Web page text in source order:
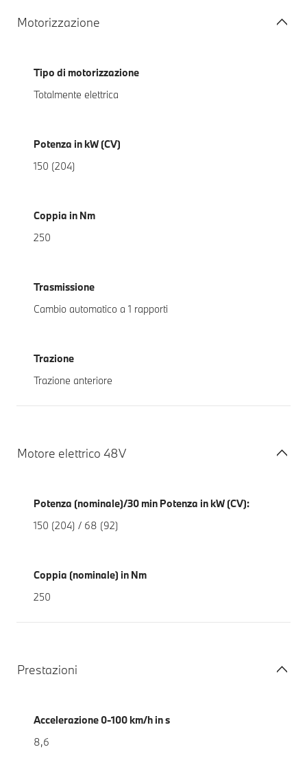
Motorizzazione
Tipo di motorizzazione
Totalmente elettrica
Potenza in kW (CV)
150 (204)
Coppia in Nm
250
Trasmissione
Cambio automatico a 1 rapporti
Trazione
Trazione anteriore
Motore elettrico 48V
Potenza (nominale)/30 min Potenza in kW (CV):
150 (204) / 68 (92)
Coppia (nominale) in Nm
250
Prestazioni
Accelerazione 0-100 km/h in s
8,6